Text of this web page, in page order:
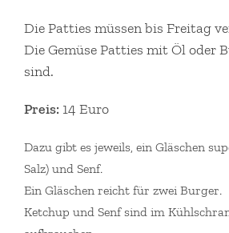
Die Patties müssen bis Freitag
Die Gemüse Patties mit Öl oder
sind.
Preis: 14 Euro
Dazu gibt es jeweils, ein Gläschen
Salz) und Senf.
Ein Gläschen reicht für zwei Burger.
Ketchup und Senf sind im